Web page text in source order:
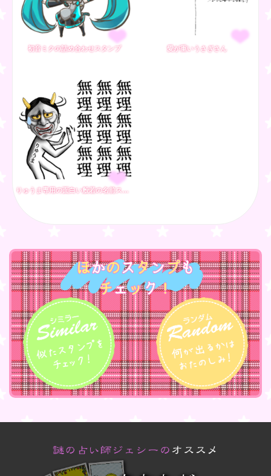
初音ミクの詰め合わせスタンプ 愛が重いうさぎさん
りゅうま専用の面白い般若の名前スタンプ